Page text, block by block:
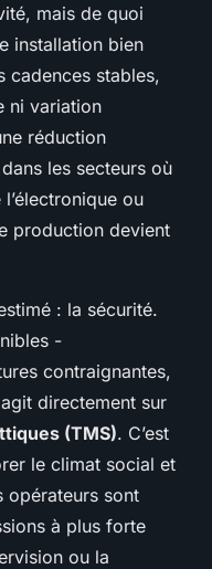
mais de quoi
installation bien
cadences stables,
ni variation
réduction
les secteurs où
ou
production devient
: la sécurité.
-
contraignantes,
directement sur
(TMS). C’est
le climat social et
opérateurs sont
à plus forte
ou la